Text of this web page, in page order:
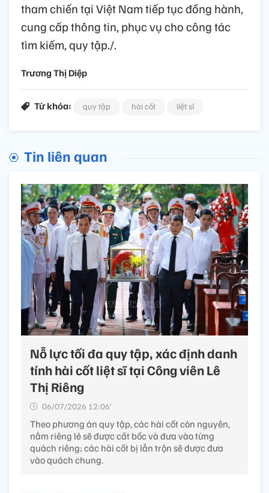
tham chiến tại Việt Nam tiếp tục đồng hành,
cung cấp thông tin, phục vụ cho công tác
tìm kiếm, quy tập./.
Trương Thị Diệp
Từ khóa: quy tập hài cốt liệt sĩ
Tin liên quan
Nỗ lực tối đa quy tập, xác định danh
tính hài cốt liệt sĩ tại Công viên Lê
Thị Riêng
06/07/2026 12:06’
Theo phương án quy tập, các hài cốt còn nguyên,
nằm riêng lẻ sẽ được cất bốc và đưa vào từng
quách riêng; các hài cốt bị lẫn trộn sẽ được đưa
vào quách chung.